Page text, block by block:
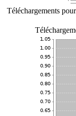
Téléchargements